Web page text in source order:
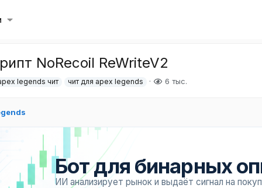
NoRecoil ReWriteV2
legends чит чит для apex legends 6 тыс.
Бот для бинарных
ИИ анализирует рынок и выдаёт сигнал на